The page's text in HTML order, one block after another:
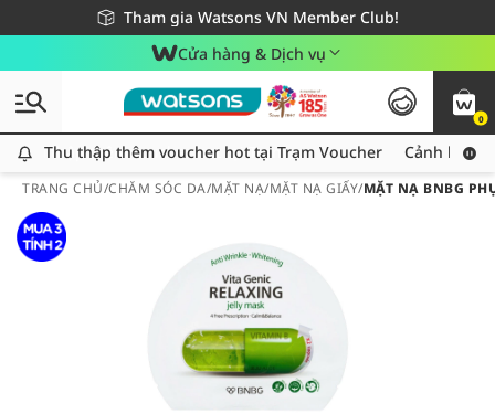
Tham gia Watsons VN Member Club!
Miễn phí giao hàng cho đơn hàng từ 249,000Đ
Giao hàng nhanh 24h - Áp dụng khu vực TP. Hồ Chí Minh
Cửa hàng & Dịch vụ
0
Thu thập thêm voucher hot tại Trạm Voucher
Thu thập thêm voucher hot tại Trạm Voucher Cảnh báo
TRANG CHỦ/CHĂM SÓC DA/MẶT NẠ/MẶT NẠ GIẤY/MẶT NẠ BNBG